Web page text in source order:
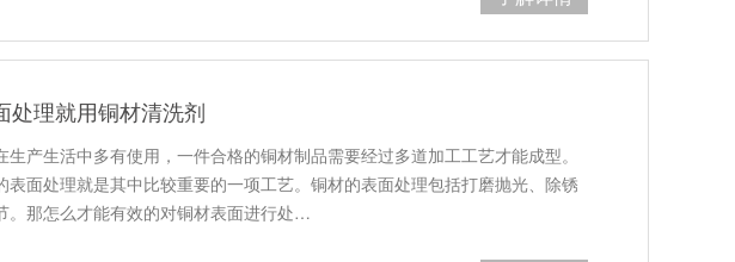
处理就用铜材清洗剂
生产生活中多有使用，一件合格的铜材制品需要经过多道加工工艺才能成型。
表面处理就是其中比较重要的一项工艺。铜材的表面处理包括打磨抛光、除锈
。那怎么才能有效的对铜材表面进行处…